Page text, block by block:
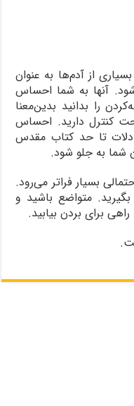
از آدم‌ها به عنوان
آنها به شما احساس
را بدانید بدین‌معنا
کنترل دارید. احساس
تا حد کتاب مقدس
شما به جلو شود.
بسیار فراتر می‌رود.
متواضع باشید و
برای بردن بیابید.